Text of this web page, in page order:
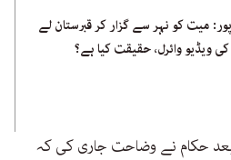
میت کو نہر سے گزار کر قبرستان لے
ویڈیو وائرل، حقیقت کیا ہے؟
حکام نے وضاحت جاری کی کہ